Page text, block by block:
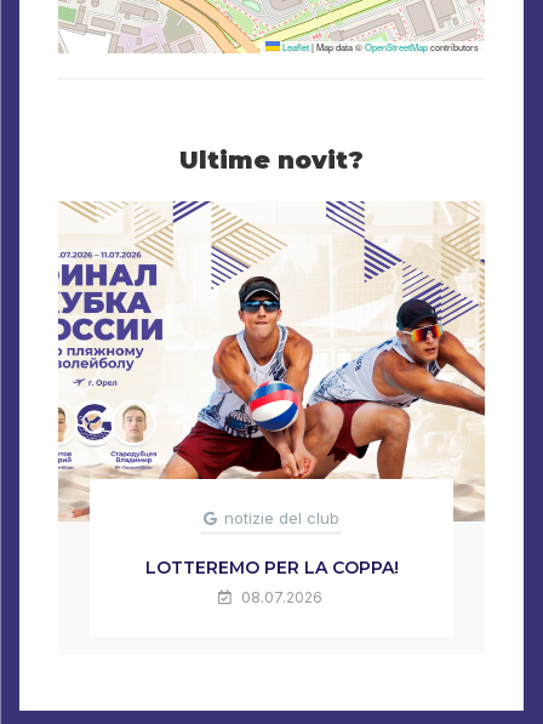
Leaflet|Map data ©OpenStreetMapcontributors
Ultime novit?
notizie del club
LOTTEREMO PER LA COPPA!
08.07.2026